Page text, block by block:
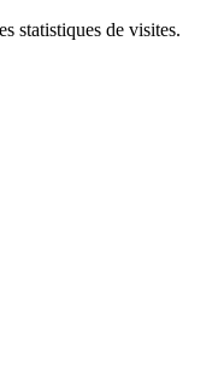
statistiques de visites.